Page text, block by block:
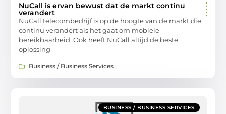
NuCall is ervan bewust dat de markt continu
verandert
NuCall telecombedrijf is op de hoogte van de markt die
continu verandert als het gaat om mobiele
bereikbaarheid. Ook heeft NuCall altijd de beste
oplossing
Business / Business Services
BUSINESS / BUSINESS SERVICES